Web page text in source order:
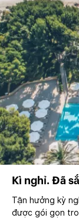
Kì nghỉ. Đã
Tận hưởng kỳ
được gói gọn